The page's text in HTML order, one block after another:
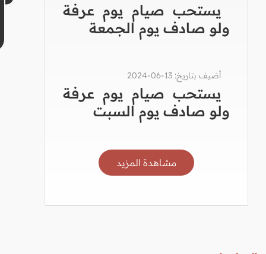
يستحب صيام يوم عرفة
ولو صادف يوم الجمعة
أضيف بتاريخ: 13-06-2024
يستحب صيام يوم عرفة
ولو صادف يوم السبت
مشاهدة المزيد